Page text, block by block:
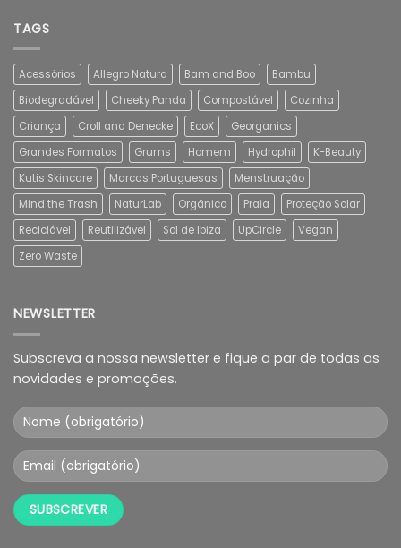
TAGS
Acessórios Allegro Natura Bam and Boo
Bambu
Biodegradável
Cheeky Panda Compostável
Cozinha
Criança
Croll and Denecke EcoX
Georganics
Grandes Formatos
Grums Homem Hydrophil
K-Beauty
Kutis Skincare
Marcas Portuguesas
Menstruação
Mind the Trash
NaturLab Orgânico Praia
Proteção Solar
Reciclável
Reutilizável Sol de Ibiza UpCircle
Vegan
Zero Waste
NEWSLETTER
Subscreva a nossa newsletter e fique a par de todas as
novidades e promoções.